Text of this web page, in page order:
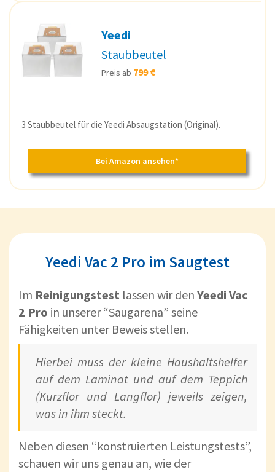
Yeedi
Staubbeutel
Preis ab 799 €
3 Staubbeutel für die Yeedi Absaugstation (Original).
Bei Amazon ansehen*
Yeedi Vac 2 Pro im Saugtest
Im Reinigungstest lassen wir den Yeedi Vac
2 Pro in unserer “Saugarena” seine
Fähigkeiten unter Beweis stellen.
Hierbei muss der kleine Haushaltshelfer
auf dem Laminat und auf dem Teppich
(Kurzflor und Langflor) jeweils zeigen,
was in ihm steckt.
Neben diesen “konstruierten Leistungstests”,
schauen wir uns genau an, wie der